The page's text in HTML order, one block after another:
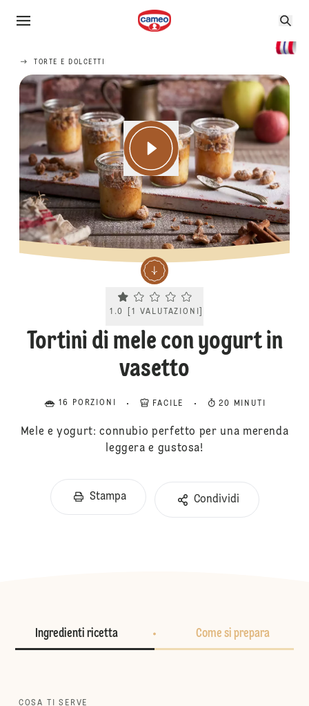
TORTE E DOLCETTI
Current rating 1.0. Click to rate.
1.0 1 VALUTAZIONI
Tortini di mele con yogurt in
vasetto
16 PORZIONI FACILE 20 MINUTI
Mele e yogurt: connubio perfetto per una merenda
leggera e gustosa!
Stampa Condividi
Ingredienti ricetta Come si prepara
COSA TI SERVE